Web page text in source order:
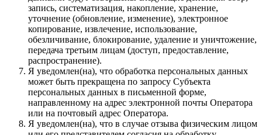
запись, систематизация, накопление, хранение,
уточнение (обновление, изменение), электронное
копирование, извлечение, использование,
обезличивание, блокирование, удаление и уничтожение,
передача третьим лицам (доступ, предоставление,
распространение).
Я уведомлен(на), что обработка персональных данных
может быть прекращена по запросу Субъекта
персональных данных в письменной форме,
направленному на адрес электронной почты Оператора
или на почтовый адрес Оператора.
Я уведомлен(на), что в случае отзыва физическим лицом